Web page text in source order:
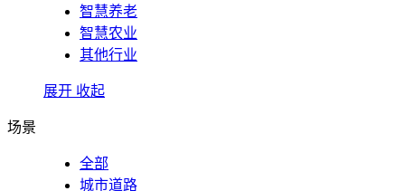
智慧养老
智慧农业
其他行业
展开 收起
场景
全部
城市道路